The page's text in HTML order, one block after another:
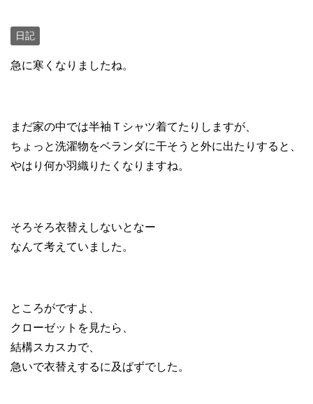
日記
急に寒くなりましたね。
まだ家の中では半袖Ｔシャツ着てたりしますが、
ちょっと洗濯物をベランダに干そうと外に出たりすると、
やはり何か羽織りたくなりますね。
そろそろ衣替えしないとなー
なんて考えていました。
ところがですよ、
クローゼットを見たら、
結構スカスカで、
急いで衣替えするに及ばずでした。